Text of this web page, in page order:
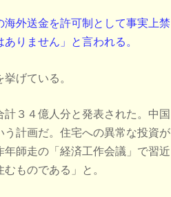
外送金を許可制として事実上禁
りません」と言われる。
げている。
３４億人分と発表された。中国
計画だ。住宅への異常な投資が
師走の「経済工作会議」で習近
ものである」と。